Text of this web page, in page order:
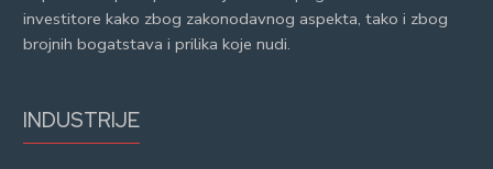
investitore kako zbog zakonodavnog aspekta, tako i zbog
brojnih bogatstava i prilika koje nudi.
INDUSTRIJE